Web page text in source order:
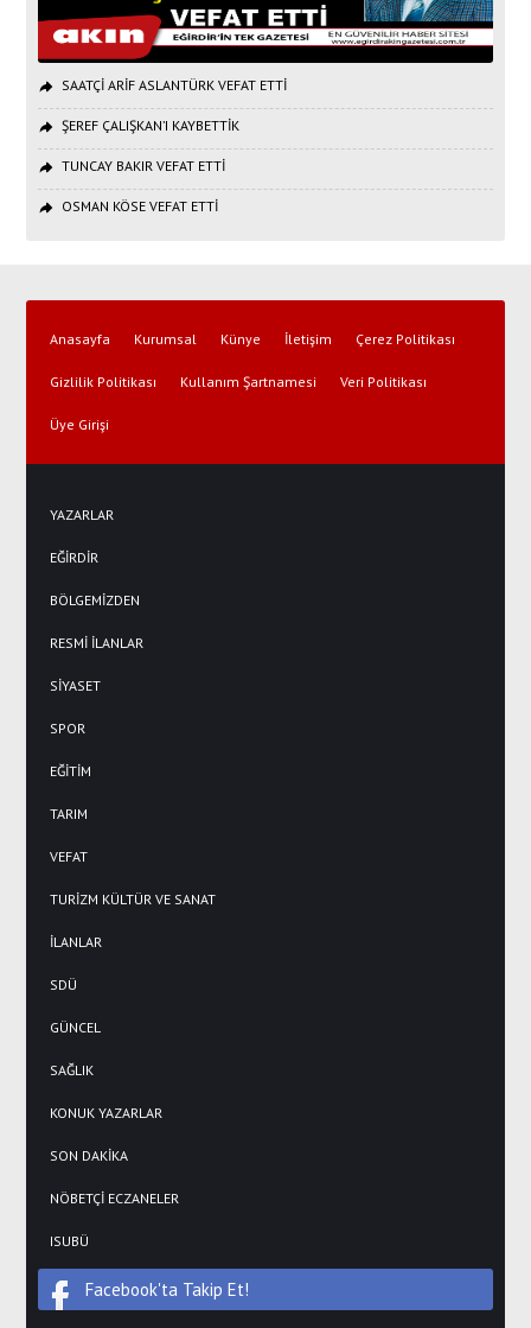
SAATÇİ ARİF ASLANTÜRK VEFAT ETTİ
ŞEREF ÇALIŞKAN’I KAYBETTİK
TUNCAY BAKIR VEFAT ETTİ
OSMAN KÖSE VEFAT ETTİ
Anasayfa Kurumsal Künye İletişim Çerez Politikası
Gizlilik Politikası Kullanım Şartnamesi Veri Politikası
Üye Girişi
YAZARLAR
EĞİRDİR
BÖLGEMİZDEN
RESMİ İLANLAR
SİYASET
SPOR
EĞİTİM
TARIM
VEFAT
TURİZM KÜLTÜR VE SANAT
İLANLAR
SDÜ
GÜNCEL
SAĞLIK
KONUK YAZARLAR
SON DAKİKA
NÖBETÇİ ECZANELER
ISUBÜ
Facebook'ta Takip Et!